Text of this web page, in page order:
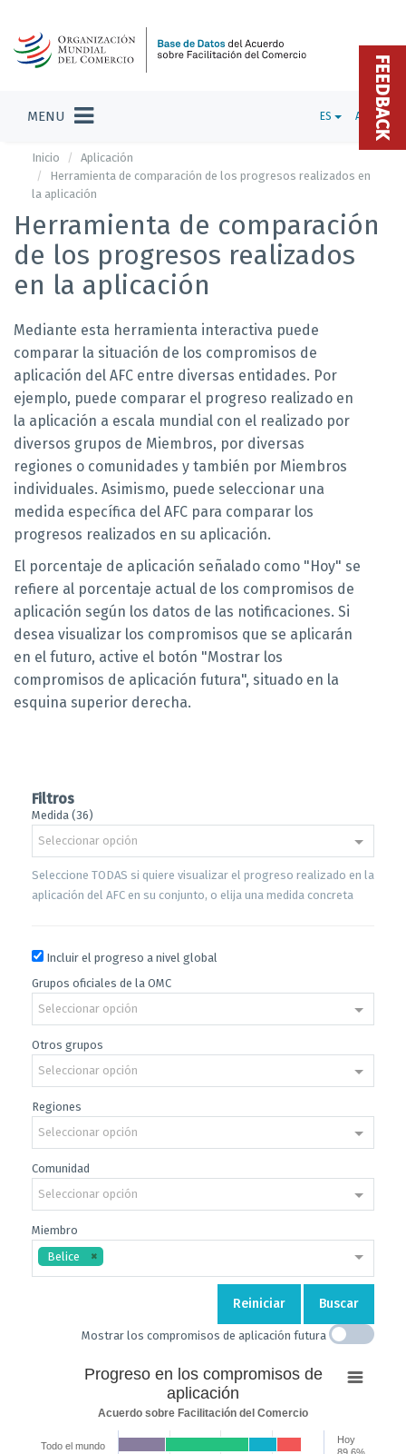
MENU ES ADMIN
Inicio
Aplicación
Herramienta de comparación de los progresos realizados en
la aplicación
Herramienta de comparación
de los progresos realizados
en la aplicación
Mediante esta herramienta interactiva puede
comparar la situación de los compromisos de
aplicación del AFC entre diversas entidades. Por
ejemplo, puede comparar el progreso realizado en
la aplicación a escala mundial con el realizado por
diversos grupos de Miembros, por diversas
regiones o comunidades y también por Miembros
individuales. Asimismo, puede seleccionar una
medida específica del AFC para comparar los
progresos realizados en su aplicación.
El porcentaje de aplicación señalado como "Hoy" se
refiere al porcentaje actual de los compromisos de
aplicación según los datos de las notificaciones. Si
desea visualizar los compromisos que se aplicarán
en el futuro, active el botón "Mostrar los
compromisos de aplicación futura", situado en la
esquina superior derecha.
Filtros
Medida (36)
Seleccionar opción
Seleccione TODAS si quiere visualizar el progreso realizado en la
aplicación del AFC en su conjunto, o elija una medida concreta
Incluir el progreso a nivel global
Grupos oficiales de la OMC
Seleccionar opción
Otros grupos
Seleccionar opción
Regiones
Seleccionar opción
Comunidad
Seleccionar opción
Miembro
Belice
Reiniciar Buscar
Mostrar los compromisos de aplicación futura
de
Progreso en los compromisos de
aplicación
Acuerdo sobre Facilitación del Comercio
Todo el mundo
Hoy
FEEDBACK